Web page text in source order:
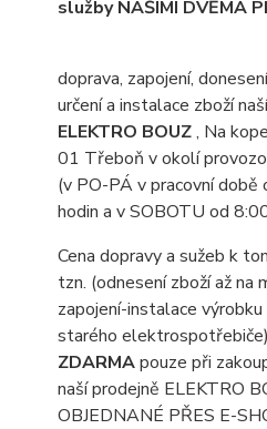
služby NAŠIMI DVĚMA
doprava, zapojení,
určení a instalace zboží
ELEKTRO BOUZ, Na
01 Třeboň v okolí
(v PO-PÁ v pracovní
hodin a v SOBOTU od
Cena dopravy a sužeb k
tzn. (odnesení zboží až na
zapojení-instalace
starého
ZDARMApouze při
naší prodejně ELEKTRO
OBJEDNANÉ PŘES E-